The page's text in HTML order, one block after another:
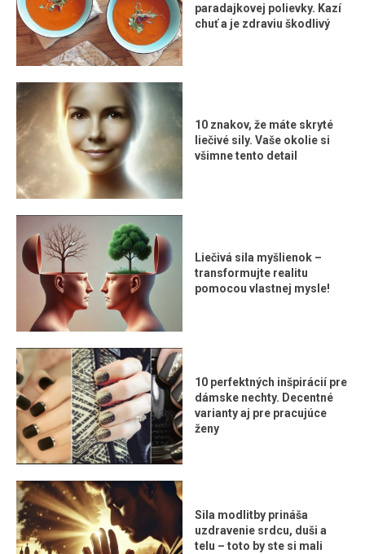
paradajkovej polievky. Kazí
chuť a je zdraviu škodlivý
10 znakov, že máte skryté
liečivé sily. Vaše okolie si
všimne tento detail
Liečivá sila myšlienok –
transformujte realitu
pomocou vlastnej mysle!
10 perfektných inšpirácií pre
dámske nechty. Decentné
varianty aj pre pracujúce
ženy
Sila modlitby prináša
uzdravenie srdcu, duši a
telu – toto by ste si mali